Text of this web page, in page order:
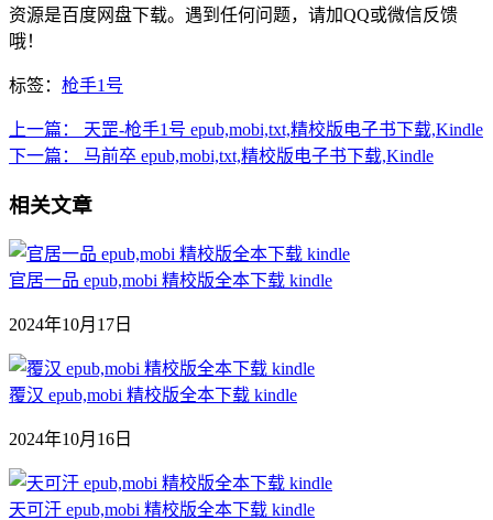
资源是百度网盘下载。遇到任何问题，请加QQ或微信反馈
哦！
标签： 枪手1号
上一篇：
天罡-枪手1号 epub,mobi,txt,精校版电子书下载,Kindle
下一篇：
马前卒 epub,mobi,txt,精校版电子书下载,Kindle
相关文章
官居一品 epub,mobi 精校版全本下载 kindle
2024年10月17日
覆汉 epub,mobi 精校版全本下载 kindle
2024年10月16日
天可汗 epub,mobi 精校版全本下载 kindle